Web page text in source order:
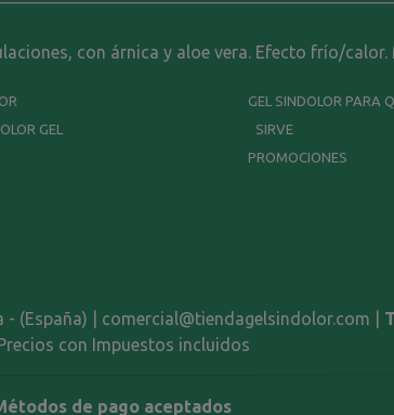
con árnica y aloe vera. Efecto frío/calor.
GEL
GEL SINDOLOR PARA
SIRVE
PROMOCIONES
(España) | comercial@tiendagelsindolor.com |
con Impuestos incluidos
de pago aceptados